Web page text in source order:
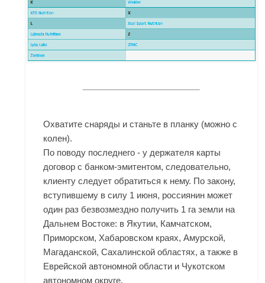
Охватите снаряды и станьте в планку (можно с
колен).
По поводу последнего - у держателя карты
договор с банком-эмитентом, следовательно,
клиенту следует обратиться к нему. По закону,
вступившему в силу 1 июня, россиянин может
один раз безвозмездно получить 1 га земли на
Дальнем Востоке: в Якутии, Камчатском,
Приморском, Хабаровском краях, Амурской,
Магаданской, Сахалинской областях, а также в
Еврейской автономной области и Чукотском
автономном округе.